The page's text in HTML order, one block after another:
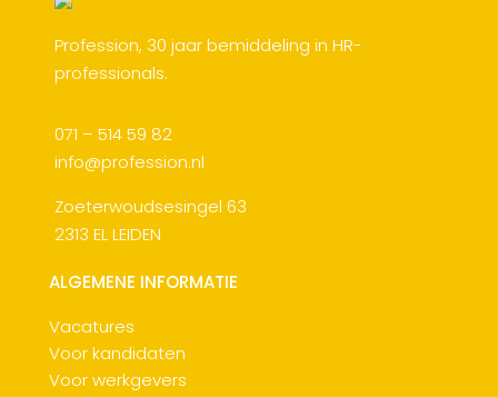
Profession, 30 jaar bemiddeling in HR-
professionals.
071 – 514 59 82
info@profession.nl
Zoeterwoudsesingel 63
2313 EL LEIDEN
ALGEMENE INFORMATIE
Vacatures
Voor kandidaten
Voor werkgevers